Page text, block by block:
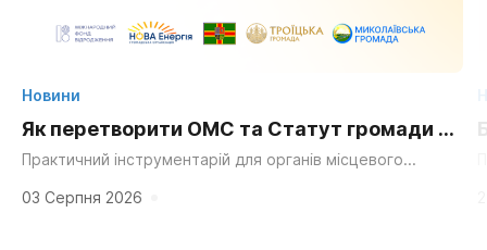
Новини
Як перетворити ОМС та Статут громади на
суперсилу для згуртування та єдності?
Практичний інструментарій для органів місцевого
мешканців. «Мальовнича природа», «працьовиті люди»,
«багата історія» та «вигідне...
03 Серпня 2026